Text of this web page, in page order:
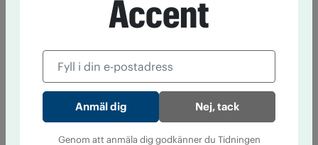
Accent
Nej, tack
Genom att anmäla dig godkänner du Tidningen